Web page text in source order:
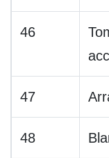
46
47
48